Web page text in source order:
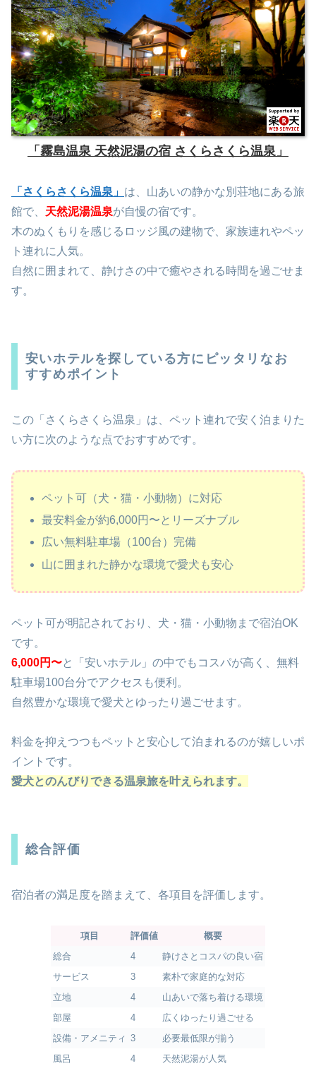
「霧島温泉 天然泥湯の宿 さくらさくら温泉」
「さくらさくら温泉」 は、山あいの静かな別荘地にある旅
館で、 天然泥湯温泉が自慢の宿です。
木のぬくもりを感じるロッジ風の建物で、家族連れやペッ
ト連れに人気。
自然に囲まれて、静けさの中で癒やされる時間を過ごせま
す。
安いホテルを探している方にピッタリなお
すすめポイント
この「さくらさくら温泉」は、ペット連れで安く泊まりた
い方に次のような点でおすすめです。
ペット可（犬・猫・小動物）に対応
最安料金が約6,000円〜とリーズナブル
広い無料駐車場（100台）完備
山に囲まれた静かな環境で愛犬も安心
ペット可が明記されており、犬・猫・小動物まで宿泊OK
です。
6,000円〜と「安いホテル」の中でもコスパが高く、無料
駐車場100台分でアクセスも便利。
自然豊かな環境で愛犬とゆったり過ごせます。
料金を抑えつつもペットと安心して泊まれるのが嬉しいポ
イントです。
愛犬とのんびりできる温泉旅を叶えられます。
総合評価
宿泊者の満足度を踏まえて、各項目を評価します。
項目 評価値
概要
総合
4
静けさとコスパの良い宿
サービス
3
素朴で家庭的な対応
立地
4
山あいで落ち着ける環境
部屋
4
広くゆったり過ごせる
設備・アメニティ 3
必要最低限が揃う
風呂
4
天然泥湯が人気